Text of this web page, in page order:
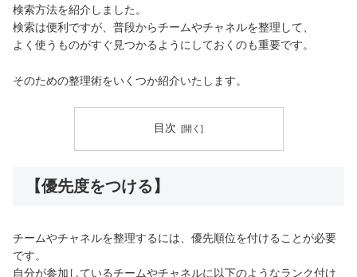
検索方法を紹介しました。
検索は便利ですが、普段からチームやチャネルを整理して、
よく使うものがすぐ見つかるようにしておくのも重要です。
そのための整理術をいくつか紹介いたします。
目次
【優先度をつける】
チームやチャネルを整理するには、優先順位を付けることが必要
です。
自分が参加しているチームやチャネルに以下のようなランク付け